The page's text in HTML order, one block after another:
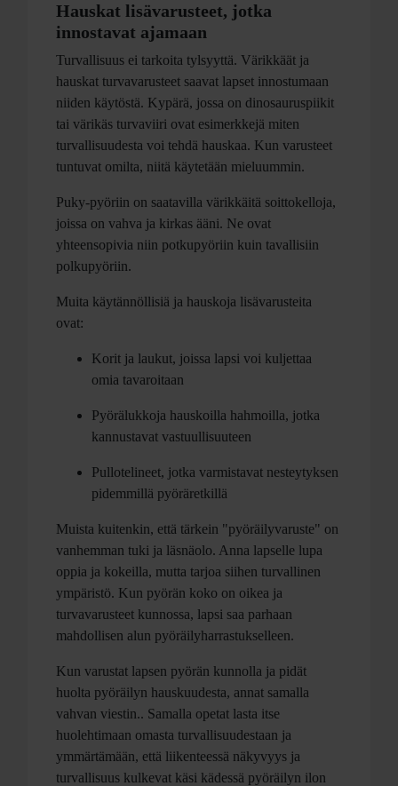
Hauskat lisävarusteet, jotka
innostavat ajamaan
Turvallisuus ei tarkoita tylsyyttä. Värikkäät ja
hauskat turvavarusteet saavat lapset innostumaan
niiden käytöstä. Kypärä, jossa on dinosauruspiikit
tai värikäs turvaviiri ovat esimerkkejä miten
turvallisuudesta voi tehdä hauskaa. Kun varusteet
tuntuvat omilta, niitä käytetään mieluummin.
Puky-pyöriin on saatavilla värikkäitä soittokelloja,
joissa on vahva ja kirkas ääni. Ne ovat
yhteensopivia niin potkupyöriin kuin tavallisiin
polkupyöriin.
Muita käytännöllisiä ja hauskoja lisävarusteita
ovat:
Korit ja laukut, joissa lapsi voi kuljettaa
omia tavaroitaan
Pyörälukkoja hauskoilla hahmoilla, jotka
kannustavat vastuullisuuteen
Pullotelineet, jotka varmistavat nesteytyksen
pidemmillä pyöräretkillä
Muista kuitenkin, että tärkein "pyöräilyvaruste" on
vanhemman tuki ja läsnäolo. Anna lapselle lupa
oppia ja kokeilla, mutta tarjoa siihen turvallinen
ympäristö. Kun pyörän koko on oikea ja
turvavarusteet kunnossa, lapsi saa parhaan
mahdollisen alun pyöräilyharrastukselleen.
Kun varustat lapsen pyörän kunnolla ja pidät
huolta pyöräilyn hauskuudesta, annat samalla
vahvan viestin.. Samalla opetat lasta itse
huolehtimaan omasta turvallisuudestaan ja
ymmärtämään, että liikenteessä näkyvyys ja
turvallisuus kulkevat käsi kädessä pyöräilyn ilon